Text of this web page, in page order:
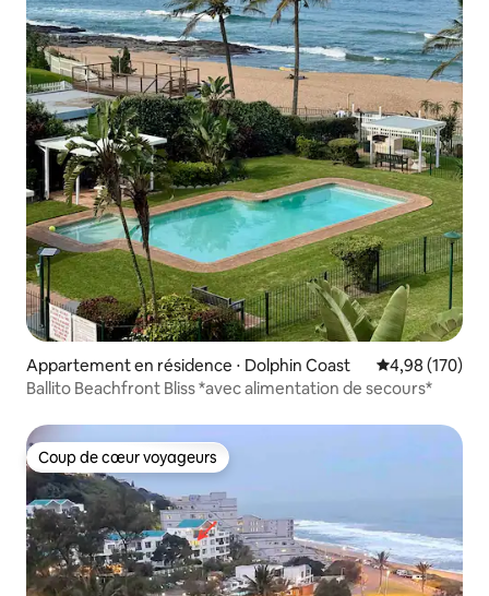
Appartement en résidence ⋅ Dolphin Coast Évaluation
4,98 (170)
Ballito Beachfront Bliss *avec alimentation de secours*
Coup de cœur voyageurs
Coup de cœur voyageurs